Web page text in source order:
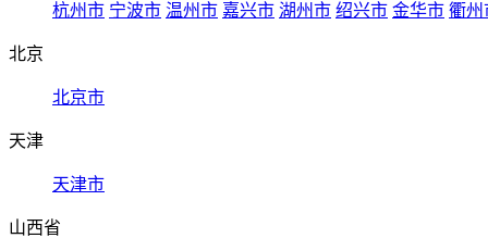
杭州市 宁波市 温州市 嘉兴市 湖州市 绍兴市 金华市 衢州
北京
北京市
天津
天津市
山西省